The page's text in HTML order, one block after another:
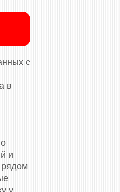
с
в
и
рядом
у